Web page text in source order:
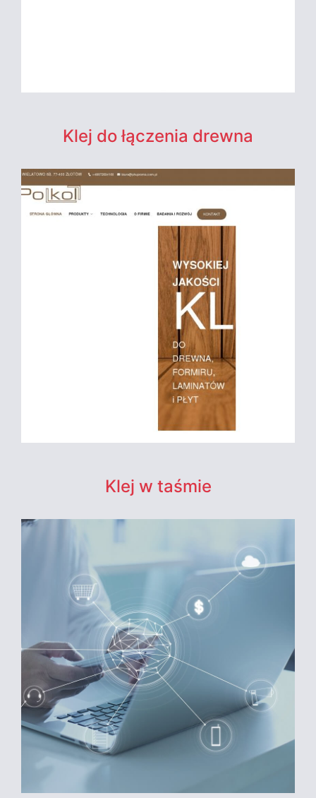
Klej do łączenia drewna
Klej w taśmie